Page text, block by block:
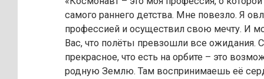
самого раннего детства. Мне повезло. Я
профессией и осуществил свою мечту. И
Вас, что полёты превзошли все ожидания.
прекрасное, что есть на орбите – это
родную Землю. Там воспринимаешь её